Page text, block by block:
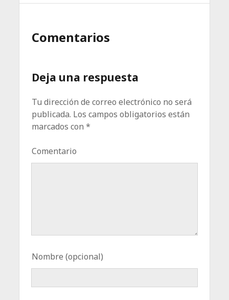
Comentarios
Deja una respuesta
Tu dirección de correo electrónico no será
publicada. Los campos obligatorios están
marcados con*
Comentario
Nombre (opcional)